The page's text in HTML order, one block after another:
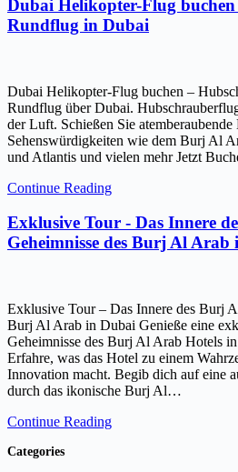
Dubai Helikopter-Flug
Rundflug in Dubai
Dubai Helikopter-Flug buchen –
Rundflug über Dubai.
der Luft. Schießen Sie
Sehenswürdigkeiten wie dem Burj Al
und Atlantis und vielen mehr Jetzt
Continue Reading
Exklusive Tour - Das Innere
Geheimnisse des Burj Al Arab
Exklusive Tour – Das Innere des Burj
Burj Al Arab in Dubai Genieße eine
Geheimnisse des Burj Al Arab Hotels
Erfahre, was das Hotel zu einem
Innovation macht. Begib dich auf eine
durch das ikonische Burj Al…
Continue Reading
Categories